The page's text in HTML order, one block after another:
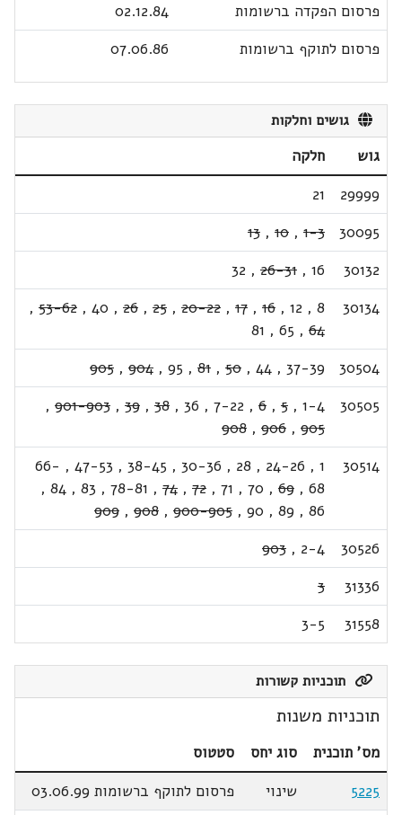
פרסום הפקדה ברשומות
02.12.84
פרסום לתוקף ברשומות
07.06.86
גושים וחלקות
גוש
חלקה
29999
21
30095
1-3
,
10
,
13
30132
16
,
26-31
,
32
30134
8
,
12
,
16
,
17
,
20-22
,
25
,
26
,
40
,
53-62
,
64
,
65
,
81
30504
37-39
,
44
,
50
,
81
,
95
,
904
,
905
30505
1-4
,
5
,
6
,
7-22
,
36
,
38
,
39
,
901-903
,
905
,
906
,
908
30514
1
,
24-26
,
28
,
30-36
,
38-45
,
47-53
,
66-
68
,
69
,
70
,
71
,
72
,
74
,
78-81
,
83
,
84
,
86
,
89
,
90
,
900-905
,
908
,
909
30526
2-4
,
903
31336
3
31558
3-5
תוכניות קשורות
תוכניות משנות
מס' תוכנית סוג יחס
סטטוס
5225
שינוי
פרסום לתוקף ברשומות 03.06.99